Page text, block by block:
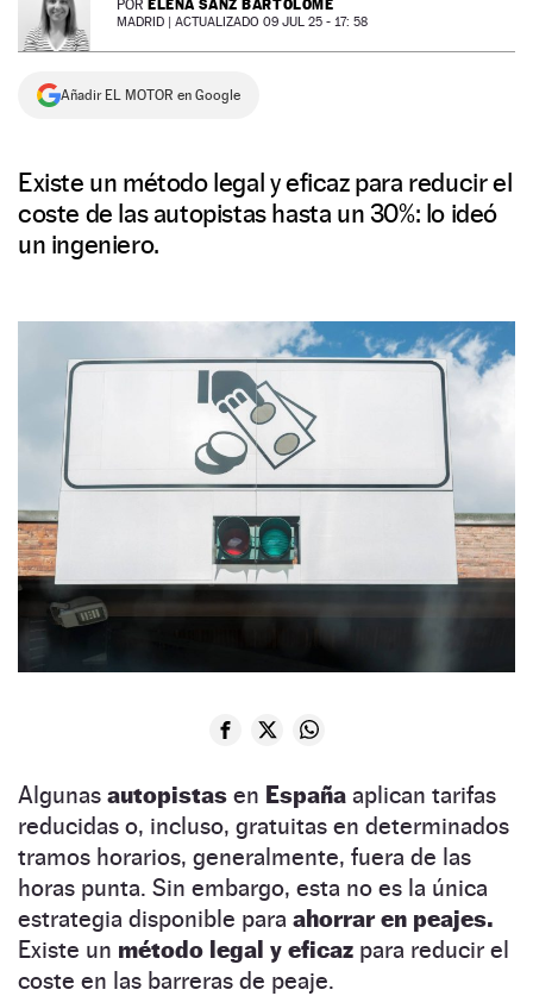
NEWSLETTER
SÍGUENOS
POR ELENA SANZ BARTOLOMÉ
MADRID | ACTUALIZADO 09 JUL 25 - 17: 58
Añadir EL MOTOR en Google
Existe un método legal y eficaz para reducir el
coste de las autopistas hasta un 30%: lo ideó
un ingeniero.
Algunas autopistas en España aplican tarifas
reducidas o, incluso, gratuitas en determinados
tramos horarios, generalmente, fuera de las
horas punta. Sin embargo, esta no es la única
estrategia disponible para ahorrar en peajes.
Existe un método legal y eficaz para reducir el
coste en las barreras de peaje.